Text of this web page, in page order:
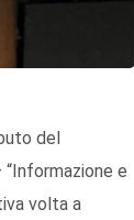
del
e
volta a